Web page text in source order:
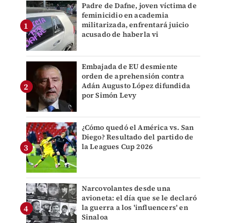
Padre de Dafne, joven víctima de
feminicidio en academia
militarizada, enfrentará juicio
acusado de haberla vi
Embajada de EU desmiente
orden de aprehensión contra
Adán Augusto López difundida
por Simón Levy
¿Cómo quedó el América vs. San
Diego? Resultado del partido de
la Leagues Cup 2026
Narcovolantes desde una
avioneta: el día que se le declaró
la guerra a los 'influencers' en
Sinaloa